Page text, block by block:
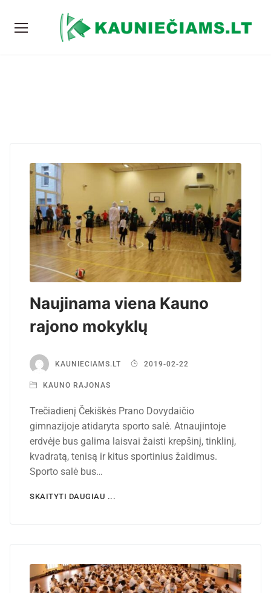
Naujinama viena Kauno
rajono mokyklų
KAUNIECIAMS.LT 2019-02-22
KAUNO RAJONAS
Trečiadienį Čekiškės Prano Dovydaičio
gimnazijoje atidaryta sporto salė. Atnaujintoje
erdvėje bus galima laisvai žaisti krepšinį, tinklinį,
kvadratą, tenisą ir kitus sportinius žaidimus.
Sporto salė bus…
SKAITYTI DAUGIAU ...